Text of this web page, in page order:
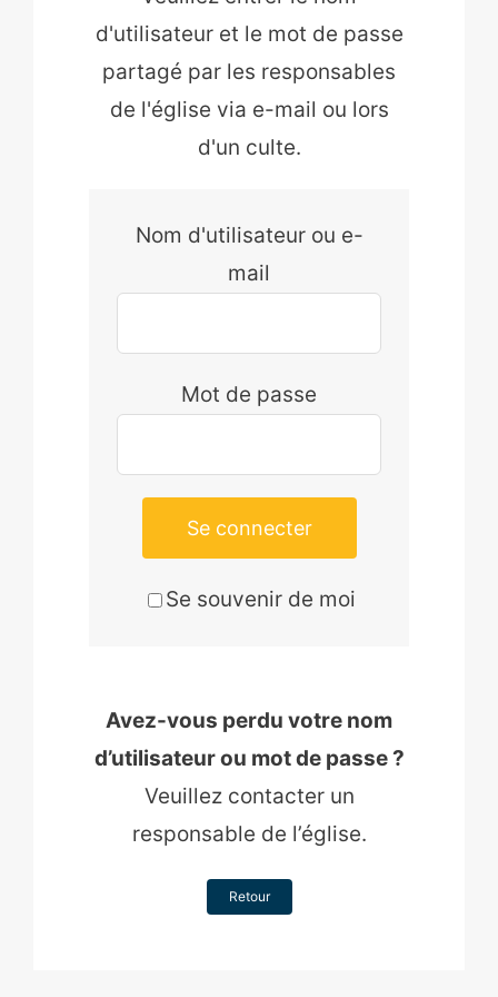
d'utilisateur et le mot de passe
partagé par les responsables
de l'église via e-mail ou lors
d'un culte.
Nom d'utilisateur ou e-
mail
Mot de passe
Se connecter
Se souvenir de moi
Avez-vous perdu votre nom
d’utilisateur ou mot de passe ?
Veuillez contacter un
responsable de l’église.
Retour